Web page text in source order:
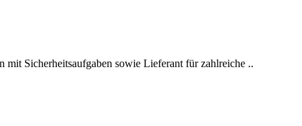
mit Sicherheitsaufgaben sowie Lieferant für zahlreiche ..